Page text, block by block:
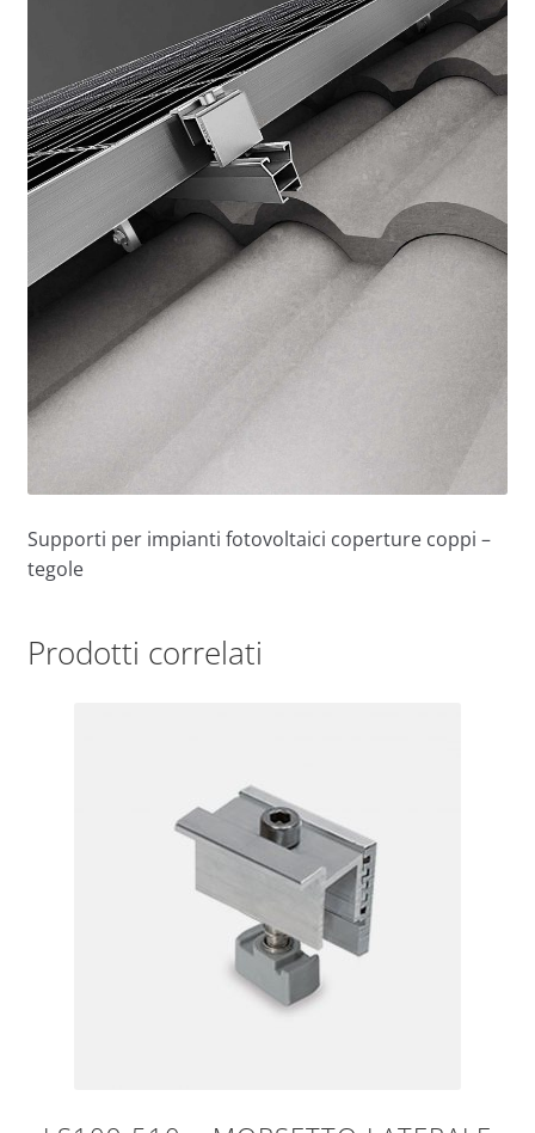
Supporti per impianti fotovoltaici coperture coppi –
tegole
Prodotti correlati